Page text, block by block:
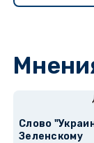
Слово
Зеленскому